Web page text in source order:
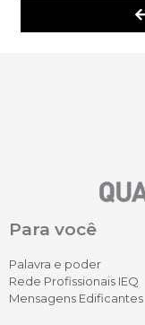
Para você
Palavra e poder
Rede Profissionais IEQ
Mensagens Edificantes